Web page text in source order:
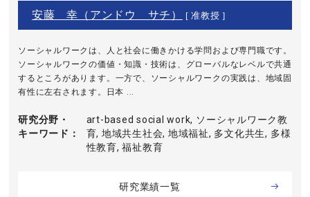
安藤 幸（アンドウ サチ） [ 准教授 ]
ソーシャルワークは、人と社会に働きかける学問および専門職です。
ソーシャルワークの価値・知識・技術は、グローバルなレベルで共通
するところがあります。一方で、ソーシャルワークの実践は、地域固
有性に左右されます。日本 ...
研究分野・
キーワード
art-based social work, ソーシャルワーク教
育, 地域共生社会, 地域福祉, 多文化共生, 多様
性教育, 福祉教育
研究業績一覧